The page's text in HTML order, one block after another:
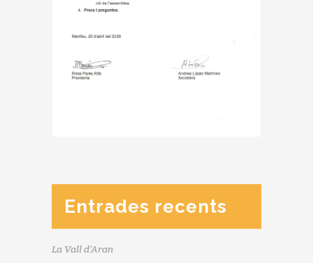
Entrades recents
La Vall d’Aran